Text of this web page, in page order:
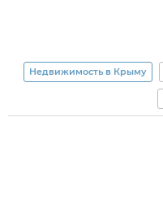
Недвижимость в Крыму